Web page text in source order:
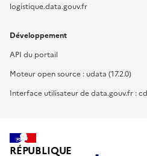
logistique.data.gouv.fr
Développement
API du portail
Moteur open source : udata (17.2.0)
Interface utilisateur de data.gouv.fr :
RÉPUBLIQUE